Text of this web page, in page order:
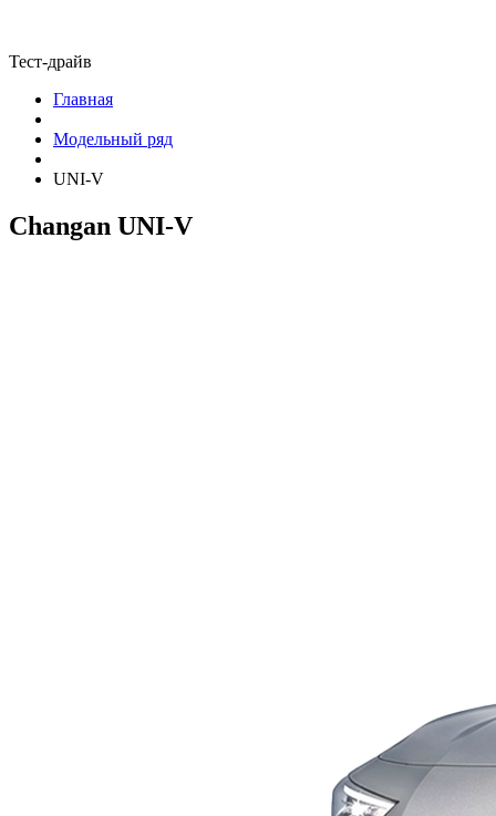
Тест-драйв
Главная
Модельный ряд
UNI-V
Changan UNI-V